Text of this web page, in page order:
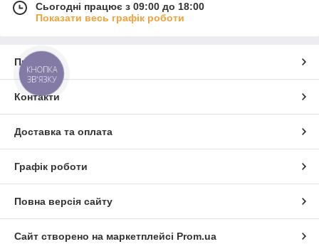
Сьогодні працює з 09:00 до 18:00
Показати весь графік роботи
Про нас
Контакти
Доставка та оплата
Графік роботи
Повна версія сайту
Сайт створено на маркетплейсі Prom.ua
КНОПКА
ЗВ'ЯЗКУ